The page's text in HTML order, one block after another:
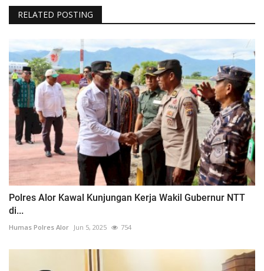
RELATED POSTING
Polres Alor Kawal Kunjungan Kerja Wakil Gubernur NTT
di...
Humas Polres Alor Jun 5, 2025 754